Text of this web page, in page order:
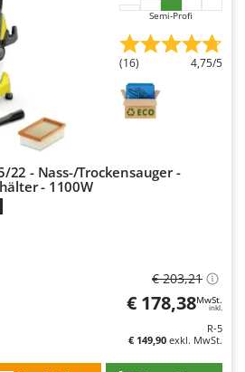
Semi-Profi
(16) 4,75/5
22 - Nass-/Trockensauger -
- 1100W
€ 203,21
€ 178,38MwSt.
inkl.
R-5
€ 149,90 exkl. MwSt.